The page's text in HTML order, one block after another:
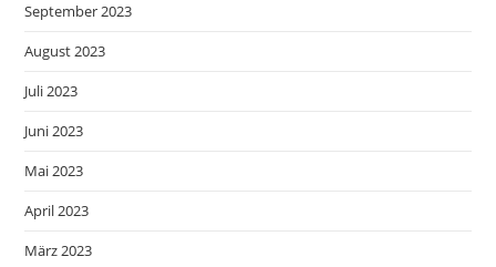
September 2023
August 2023
Juli 2023
Juni 2023
Mai 2023
April 2023
März 2023